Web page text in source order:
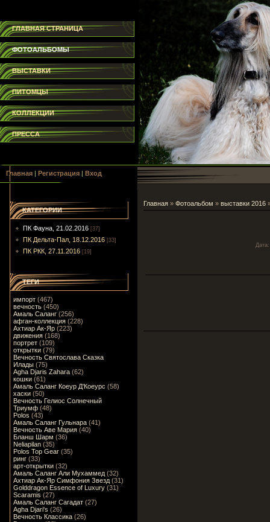
ГЛАВНАЯ СТРАНИЦА
ФОТОАЛЬБОМЫ
ВЫСТАВКИ
ПИТОМЦЫ
КОЛЛЕКЦИИ
ПРЕССА
Главная | Регистрация | Вход
КАТЕГОРИИ
ПК Фауна, 21.02.2016 [37]
ПК Дельта-Пал, 18.12.2016 [33]
ПК РКК, 27.11.2016 [19]
ТЕГИ
импорт (467)
вечность (450)
Амаль Саланг (256)
афган-коллекция (228)
Ахтиар Ак-Яр (223)
движения (168)
портрет (109)
открытки (79)
Вечность Святослава Сказка
Илады (75)
Agha Djaris Zahara (62)
кошки (61)
Амаль Саланг Коеур Д'Коеурс (58)
хаски (50)
Вечность Гелиос Солнечный
Триумф (48)
Polos (43)
Амаль Саланг Гульнара (41)
Вечность Аве Мария (40)
Бланш Шарм (36)
Neliapilan (35)
Polos Top Gear (35)
ринг (33)
арт-открытки (32)
Амаль Саланг Али Мухаммед (32)
Ахтиар Ак-Яр Симфония Звезд (31)
Golddragon Essence of Luxury (31)
Scaramis (27)
Амаль Саланг Сагадат (27)
Agha Djari's (26)
Вечность Классика (26)
Главная » Фотоальбом » выставки 2016
Дата: